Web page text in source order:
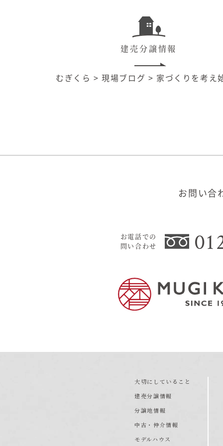
建売分譲情報
むぎくら >現場ブログ > 家づくりを考え
お問い合
お電話での
問い合わせ
大切にしていること
建売分譲情報
分譲地情報
中古・仲介情報
モデルハウス